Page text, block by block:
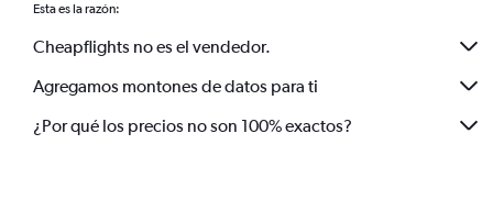
Esta es la razón:
Cheapflights no es el vendedor.
Agregamos montones de datos para ti
¿Por qué los precios no son 100% exactos?